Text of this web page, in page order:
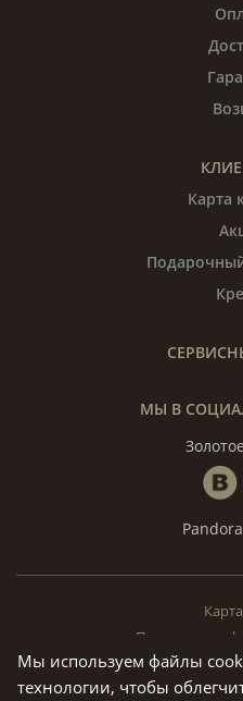
Карта
МЫ В
© «Золотое Время»,
Политика
Мы используем файлы
технологии, чтобы